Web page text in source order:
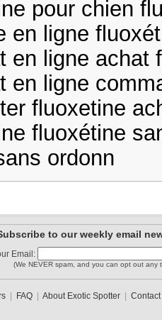
pour chien
en ligne
en ligne achat
en ligne
fluoxetine
fluoxétine
ordonn
to our weekly email
Email:
(We NEVER spam, and you can opt out any
| FAQ| About Exotic Spotter| Contact